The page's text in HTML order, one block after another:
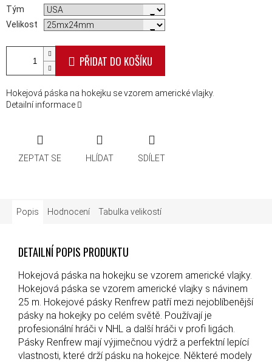
Tým
Velikost
PŘIDAT DO KOŠÍKU
Hokejová páska na hokejku se vzorem americké vlajky.
Detailní informace
ZEPTAT SE HLÍDAT SDÍLET
Popis Hodnocení Tabulka velikostí
DETAILNÍ POPIS PRODUKTU
Hokejová páska na hokejku se vzorem americké vlajky.
Hokejová páska se vzorem americké vlajky s návinem
25 m. Hokejové pásky Renfrew patří mezi nejoblíbenější
pásky na hokejky po celém světě. Používají je
profesionální hráči v NHL a další hráči v profi ligách.
Pásky Renfrew mají výjimečnou výdrž a perfektní lepící
vlastnosti, které drží pásku na hokejce. Některé modely